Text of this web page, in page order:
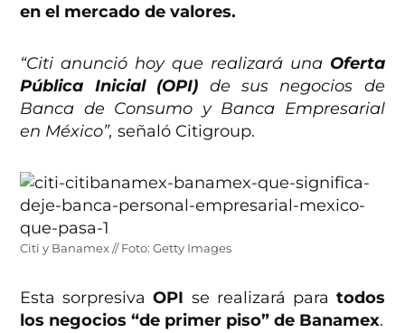
en el mercado de valores.
“Citi anunció hoy que realizará una Oferta
Pública Inicial (OPI) de sus negocios de
Banca de Consumo y Banca Empresarial
en México”, señaló Citigroup.
Citi y Banamex // Foto: Getty Images
Esta sorpresivaOPI se realizará para todos
los negocios “de primer piso” de Banamex.